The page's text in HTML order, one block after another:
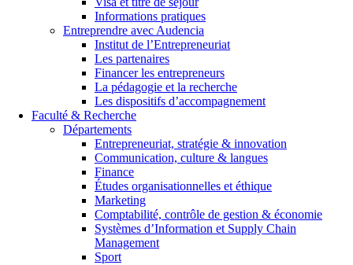
Informations pratiques
Entreprendre avec Audencia
Institut de l’Entrepreneuriat
Les partenaires
Financer les entrepreneurs
La pédagogie et la recherche
Les dispositifs d’accompagnement
Faculté & Recherche
Départements
Entrepreneuriat, stratégie & innovation
Communication, culture & langues
Finance
Études organisationnelles et éthique
Marketing
Comptabilité, contrôle de gestion & économie
Systèmes d’Information et Supply Chain
Management
Sport